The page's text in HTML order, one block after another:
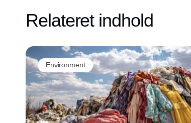
Relateret indhold
Environment